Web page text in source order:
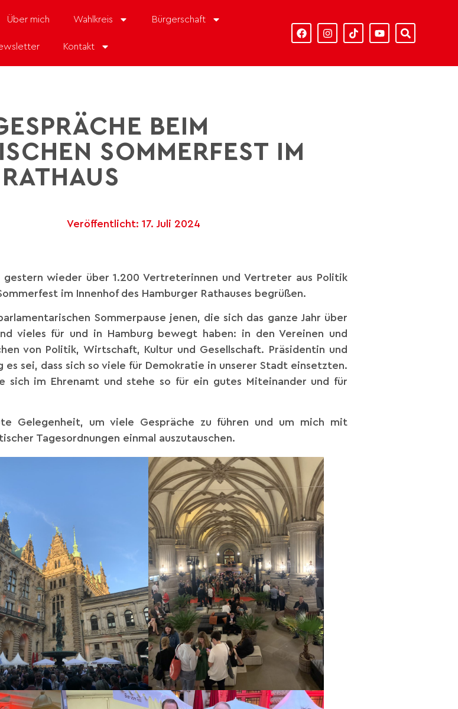
Über mich Wahlkreis Bürgerschaft
Kontakt
BEIM
SOMMERFEST IM
RATHAUS
Veröffentlicht: 17. Juli 2024
wieder über 1.200 Vertreterinnen und Vertreter aus Politik
im Innenhof des Hamburger Rathauses begrüßen.
Sommerpause jenen, die sich das ganze Jahr über
vieles für und in Hamburg bewegt haben: in den Vereinen und
von Politik, Wirtschaft, Kultur und Gesellschaft. Präsidentin und
sei, dass sich so viele für Demokratie in unserer Stadt einsetzten.
sich im Ehrenamt und stehe so für ein gutes Miteinander und für
Gelegenheit, um viele Gespräche zu führen und um mich mit
Tagesordnungen einmal auszutauschen.